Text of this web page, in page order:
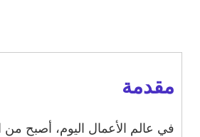
مقدمة
في عالم الأعمال اليوم، أصبح